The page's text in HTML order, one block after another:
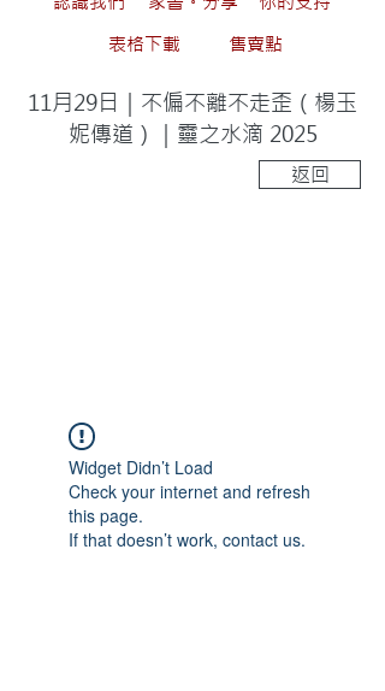
表格下載
售賣點
11月29日｜不偏不離不走歪（楊玉
妮傳道）｜靈之水滴 2025
返回
Widget Didn’t Load
Check your internet and refresh
this page.
If that doesn’t work, contact us.